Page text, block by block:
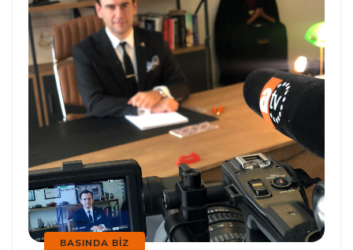
BASINDA BIZ